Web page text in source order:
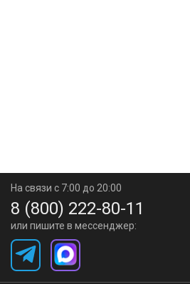
На связи с 7:00 до 20:00
8 (800) 222-80-11
или пишите в мессенджер: